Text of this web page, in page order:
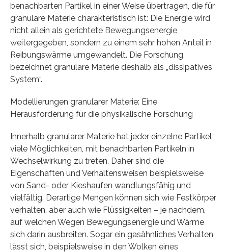
benachbarten Partikel in einer Weise übertragen, die für
granulare Materie charakteristisch ist: Die Energie wird
nicht allein als gerichtete Bewegungsenergie
weitergegeben, sondern zu einem sehr hohen Anteil in
Reibungswärme umgewandelt. Die Forschung
bezeichnet granulare Materie deshalb als „dissipatives
System“.
Modellierungen granularer Materie: Eine
Herausforderung für die physikalische Forschung
Innerhalb granularer Materie hat jeder einzelne Partikel
viele Möglichkeiten, mit benachbarten Partikeln in
Wechselwirkung zu treten. Daher sind die
Eigenschaften und Verhaltensweisen beispielsweise
von Sand- oder Kieshaufen wandlungsfähig und
vielfältig. Derartige Mengen können sich wie Festkörper
verhalten, aber auch wie Flüssigkeiten – je nachdem,
auf welchen Wegen Bewegungsenergie und Wärme
sich darin ausbreiten. Sogar ein gasähnliches Verhalten
lässt sich, beispielsweise in den Wolken eines